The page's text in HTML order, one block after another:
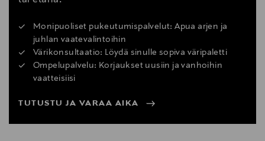
Monipuoliset pukeutumispalvelut: Apua arjen ja
juhlan vaatevalintoihin
Värikonsultaatio: Löydä sinulle sopiva väripaletti
Ompelupalvelu: Korjaukset uusiin ja vanhoihin
vaatteisiisi
TUTUSTU JA VARAA AIKA